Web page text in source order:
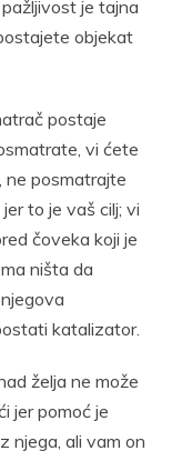
je tajna
objekat
postaje
vi ćete
ne posmatrajte
to je vaš cilj; vi
čoveka koji je
ništa da
katalizator.
želja ne može
jer pomoć je
njega, ali vam on